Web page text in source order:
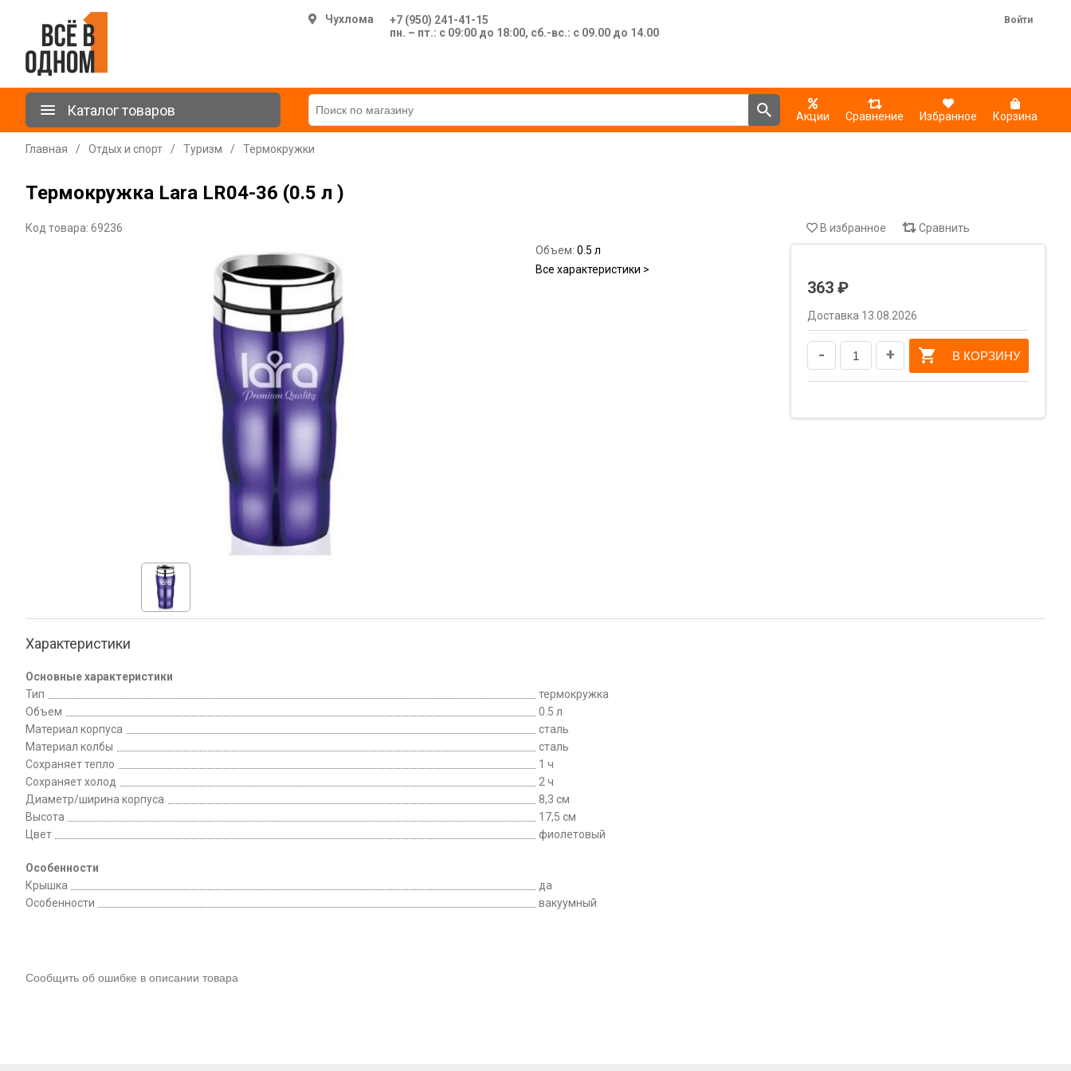
Чухлома
+7 (950) 241-41-15
пн. – пт.: с 09:00 до 18:00, сб.-вс.: с 09.00 до 14.00
Войти
Каталог товаров Акции Сравнение Избранное Корзина
Главная / Отдых и спорт / Туризм / Термокружки
Термокружка Lara LR04-36 (0.5 л )
Код товара: 69236
Объем: 0.5 л
Все характеристики >
В избранное Сравнить
363 ₽
Доставка 13.08.2026
- + В КОРЗИНУ
Характеристики
Основные характеристики
Тип
термокружка
Объем
0.5 л
Материал корпуса
сталь
Материал колбы
сталь
Сохраняет тепло
1 ч
Сохраняет холод
2 ч
Диаметр/ширина корпуса
8,3 см
Высота
17,5 см
Цвет
фиолетовый
Особенности
Крышка
да
Особенности
вакуумный
Сообщить об ошибке в описании товара